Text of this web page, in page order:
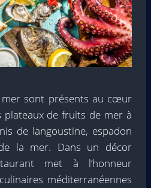
sont présents au cœur
plateaux de fruits de mer à
de langoustine, espadon
la mer. Dans un décor
met à l’honneur
méditerranéennes